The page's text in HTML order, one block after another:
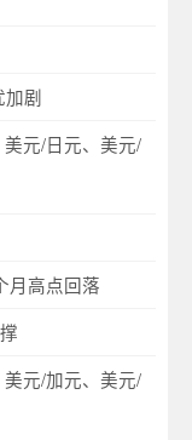
加剧
元/日元、美元/
月高点回落
元/加元、美元/